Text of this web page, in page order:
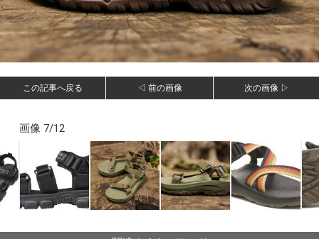
この記事へ戻る ◁ 前の画像 次の画像 ▷
画像 7/12